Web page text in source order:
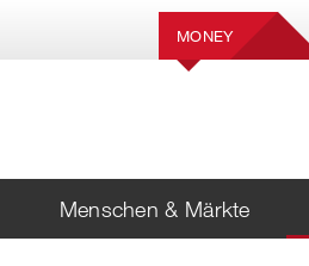
MONEY
Menschen & Märkte